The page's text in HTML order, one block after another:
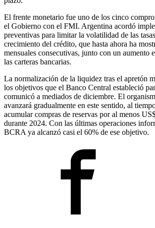
El frente monetario fue uno de los cinco
el Gobierno con el FMI. Argentina acordó
preventivas para limitar la volatilidad de las
crecimiento del crédito, que hasta ahora ha
mensuales consecutivas, junto con un aumento
las carteras bancarias.
La normalización de la liquidez tras el apretón
los objetivos que el Banco Central estableció
comunicó a mediados de diciembre. El
avanzará gradualmente en este sentido, al
acumular compras de reservas por al menos
durante 2024. Con las últimas operaciones
BCRA ya alcanzó casi el 60% de ese objetivo.